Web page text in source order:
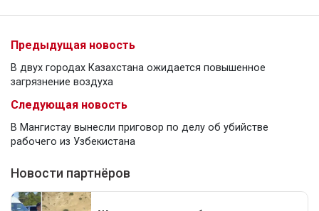
Предыдущая новость
В двух городах Казахстана ожидается повышенное
загрязнение воздуха
Следующая новость
В Мангистау вынесли приговор по делу об убийстве
рабочего из Узбекистана